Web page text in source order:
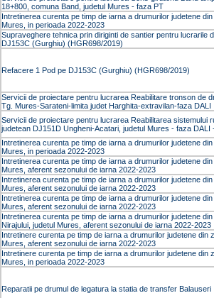
18+800, comuna Band, judetul Mures - faza PT
Intretinerea curenta pe timp de iarna a drumurilor judetene
Mures, in perioada 2022-2023
Supraveghere tehnica prin diriginti de santier pentru lucrarile
DJ153C (Gurghiu) (HGR698/2019)
Refacere 1 Pod pe DJ153C (Gurghiu) (HGR698/2019)
Servicii de proiectare pentru lucrarea Reabilitare tronson de
Tg. Mures-Sarateni-limita judet Harghita-extravilan-faza DALI
Servicii de proiectare pentru lucrarea Reabilitarea sistemului
judetean DJ151D Ungheni-Acatari, judetul Mures - faza DALI
Intretinerea curenta pe timp de iarna a drumurilor judetene
Mures, in perioada 2022-2023
Intretinerea curenta pe timp de iarna a drumurilor judetene
Mures, aferent sezonului de iarna 2022-2023
Intretinerea curenta pe timp de iarna a drumurilor judetene
Mures, aferent sezonului de iarna 2022-2023
Intretinerea curenta pe timp de iarna a drumurilor judetene
Mures, aferent sezonului de iarna 2022-2023
Intretinerea curenta pe timp de iarna a drumurilor judetene
Nirajului, judetul Mures, aferent sezonului de iarna 2022-2023
Intretinere curenta pe timp de iarna a drumurilor judetene din
Mures, aferent sezonului de iarna 2022-2023
Intretinere curenta pe timp de iarna a drumurilor judetene din
Mures, in perioada 2022-2023
Reparatii pe drumul de legatura la statia de transfer Balauseri